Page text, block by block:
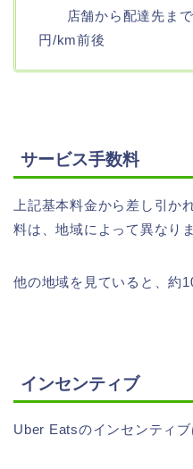
店舗から配達先まで
円/km前後
サービス手数料
上記基本料金から差し引か
料は、地域によって異なりま
他の地域を見ていると、約
インセンティブ
Uber Eatsのインセンティブ